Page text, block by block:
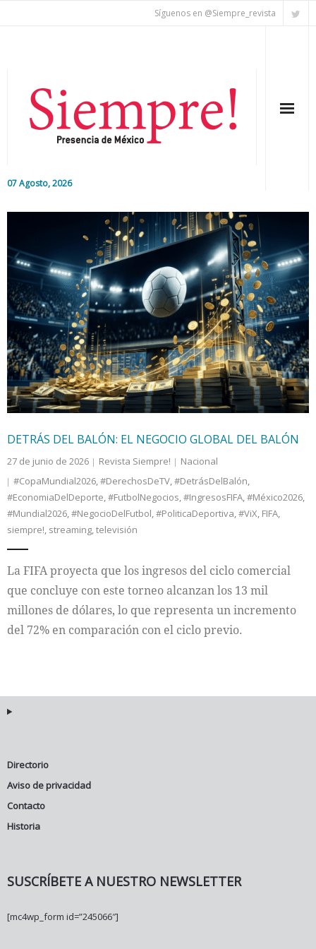
Síguenos en @Siempre_revista
07 Agosto, 2026
Nacional
Colaboradores
Internacional
Cultura
DETRÁS DEL BALÓN: EL NEGOCIO GLOBAL DEL BALÓN
27 de junio de 2026 Revista Siempre!
Nacional
#CopaMundial2026,#DerechosDeTV,#DetrásDelBalón,
#EconomiaDelDeporte,#FutbolNegocios,#IngresosFIFA,#México2026,
#Mundial2026,#NegocioDelFutbol,#PoliticaDeportiva,#ViX, FIFA,
siempre!, streaming,televisión
La FIFA proyecta que los ingresos del ciclo comercial
que concluye con este torneo alcanzan los 13 mil
millones de dólares, lo que representa un incremento
del 72% en comparación con el ciclo previo.
Directorio
Aviso de privacidad
Contacto
Historia
SUSCRÍBETE A NUESTRO NEWSLETTER
[mc4wp_form id=”245066″]